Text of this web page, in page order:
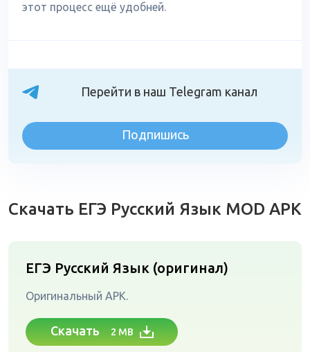
этот процесс ещё удобней.
Перейти в наш Telegram канал
Подпишись
Скачать ЕГЭ Русский Язык MOD APK
ЕГЭ Русский Язык (оригинал)
Оригинальный APK.
Скачать 2 MB